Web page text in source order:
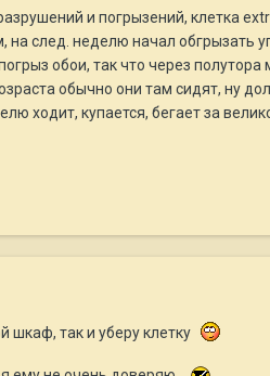
и погрызений, клетка
след. неделю начал обгрызать
обои, так что через
обычно они там сидят, ну
ходит, купается, бегает за
шкаф, так и уберу клетку